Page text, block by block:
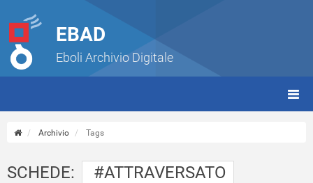
EBAD
Eboli Archivio Digitale
Archivio Tags
SCHEDE: #ATTRAVERSATO